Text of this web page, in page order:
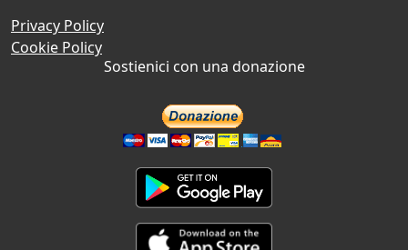
Privacy Policy
Cookie Policy
Sostienici con una donazione